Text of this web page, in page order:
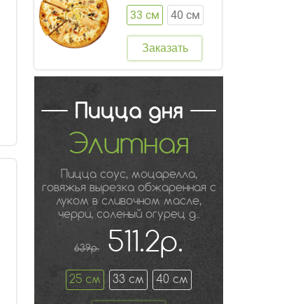
33 см 40 см
Заказать
Пицца дня
Элитная
Пицца соус, моцарелла,
говяжья вырезка обжаренная с
луком в сливочном масле,
черри, соленый огурец д..
639р. 511.2р.
25 см 33 см 40 см